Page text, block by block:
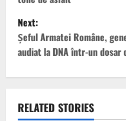
t
n
a
v
Next:
Șeful Armatei Române,
audiat la DNA într-un dosar
RELATED STORIES